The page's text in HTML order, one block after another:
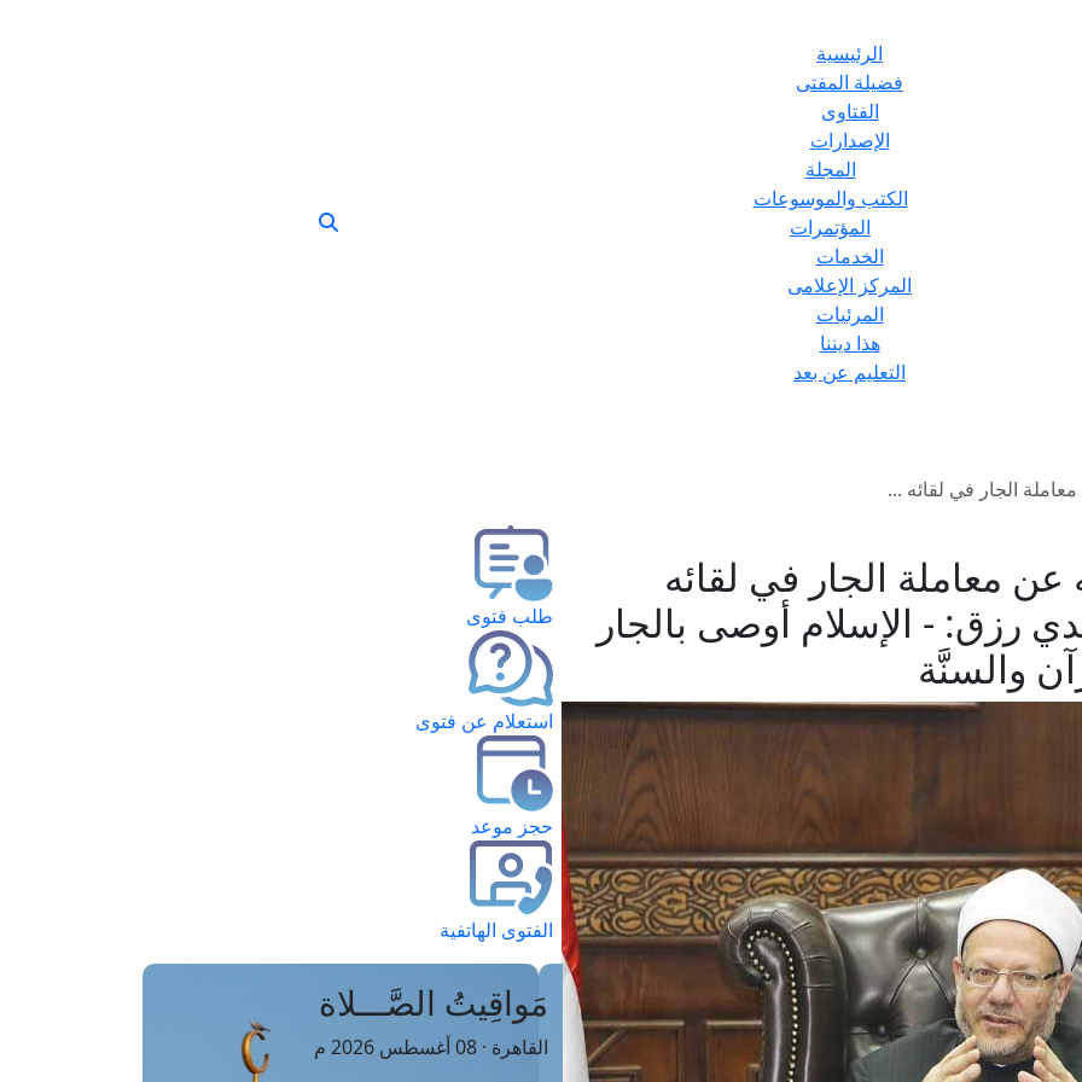
الرئيسية
فضيلة المفتى
الفتاوى
الإصدارات
المجلة
الكتب والموسوعات
المؤتمرات
الخدمات
المركز الإعلامى
المرئيات
هذا ديننا
التعليم عن بعد
الجار في لقائه ...
معاملة الجار في لقائه
رزق: - الإسلام أوصى بالجار
والسنَّة
طلب فتوى
استعلام عن فتوى
حجز موعد
الفتوى الهاتفية
مَواقِيتُ الصَّـــلاة
القاهرة · 08 أغسطس 2026 م